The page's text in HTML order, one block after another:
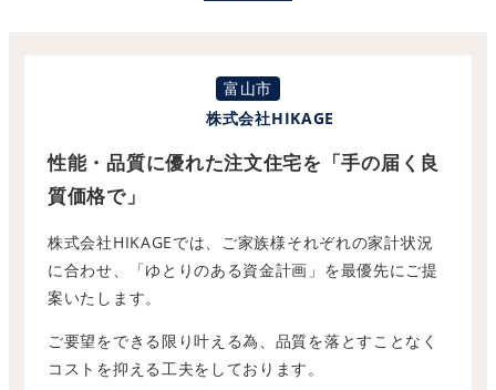
富山市
株式会社HIKAGE
性能・品質に優れた注文住宅を「手の届く良
質価格で」
株式会社HIKAGEでは、ご家族様それぞれの家計状況
に合わせ、「ゆとりのある資金計画」を最優先にご提
案いたします。
ご要望をできる限り叶える為、品質を落とすことなく
コストを抑える工夫をしております。